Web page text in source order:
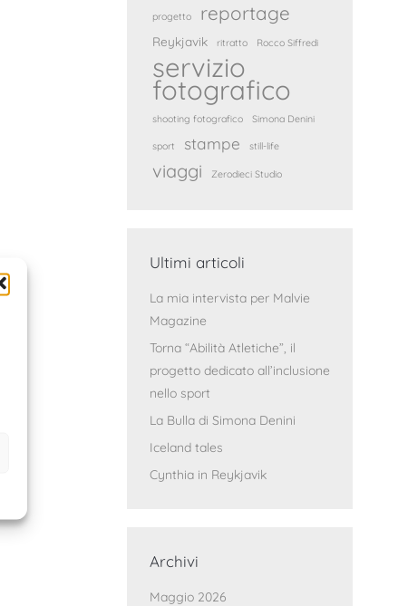
progetto reportage
Reykjavik ritratto Rocco Siffredi
servizio
fotografico
shooting fotografico Simona Denini
sport stampe still-life
viaggi Zerodieci Studio
Ultimi articoli
La mia intervista per Malvie
Magazine
Torna “Abilità Atletiche”, il
progetto dedicato all’inclusione
nello sport
La Bulla di Simona Denini
Iceland tales
Cynthia in Reykjavik
Archivi
Maggio 2026